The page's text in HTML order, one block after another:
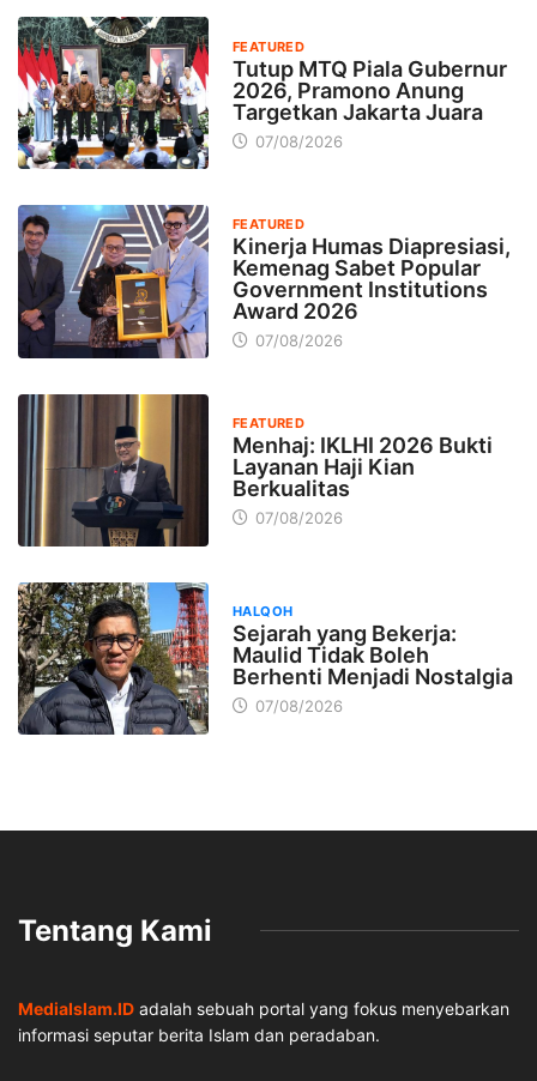
FEATURED
Tutup MTQ Piala Gubernur
2026, Pramono Anung
Targetkan Jakarta Juara
07/08/2026
FEATURED
Kinerja Humas Diapresiasi,
Kemenag Sabet Popular
Government Institutions
Award 2026
07/08/2026
FEATURED
Menhaj: IKLHI 2026 Bukti
Layanan Haji Kian
Berkualitas
07/08/2026
HALQOH
Sejarah yang Bekerja:
Maulid Tidak Boleh
Berhenti Menjadi Nostalgia
07/08/2026
Tentang Kami
MediaIslam.ID adalah sebuah portal yang fokus menyebarkan
informasi seputar berita Islam dan peradaban.